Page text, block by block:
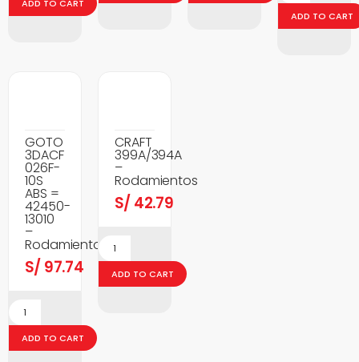
ADD TO CART
ADD TO CART
GOTO
3DACF
026F-
10S
ABS =
42450-
13010
–
Rodamientos
S/ 97.74
ADD TO CART
CRAFT
399A/394A
–
Rodamientos
S/ 42.79
ADD TO CART